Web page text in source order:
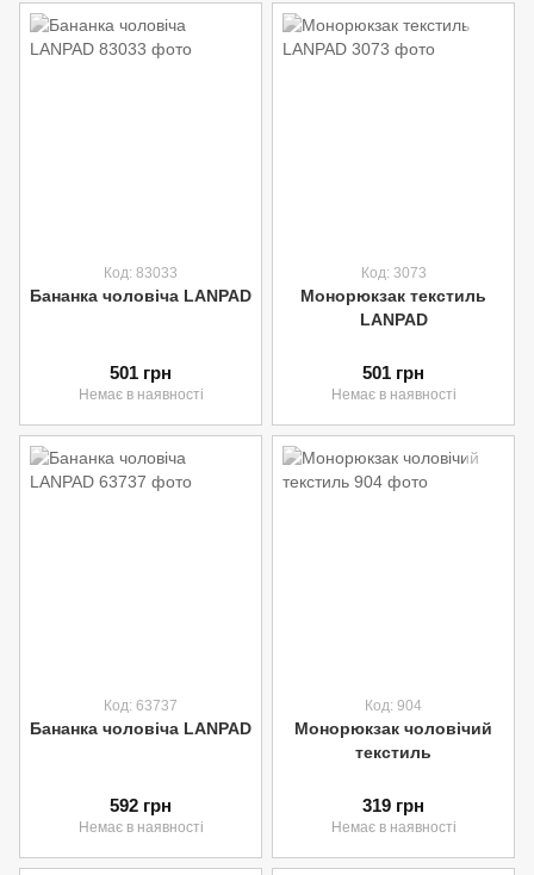
Код: 83033
Бананка чоловіча LANPAD
501 грн
Немає в наявності
Код: 3073
Монорюкзак текстиль
LANPAD
501 грн
Немає в наявності
Код: 63737
Бананка чоловіча LANPAD
592 грн
Немає в наявності
Код: 904
Moнoрюкзак чоловічий
текстиль
319 грн
Немає в наявності